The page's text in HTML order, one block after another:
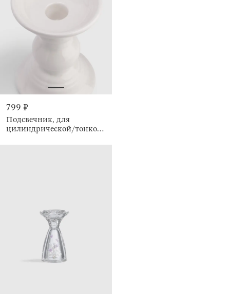
799 ₽
Подсвечник, для
цилиндрической/тонкой